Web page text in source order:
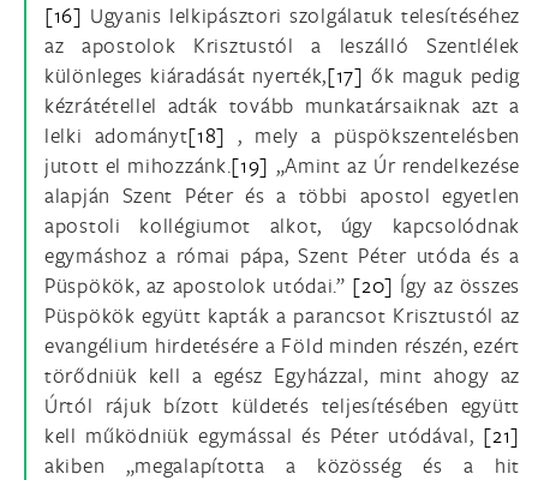
[16] Ugyanis lelkipásztori szolgálatuk telesítéséhez
az apostolok Krisztustól a leszálló Szentlélek
különleges kiáradását nyerték,[17] ők maguk pedig
kézrátétellel adták tovább munkatársaiknak azt a
lelki adományt[18] , mely a püspökszentelésben
jutott el mihozzánk.[19] „Amint az Úr rendelkezése
alapján Szent Péter és a többi apostol egyetlen
apostoli kollégiumot alkot, úgy kapcsolódnak
egymáshoz a római pápa, Szent Péter utóda és a
Püspökök, az apostolok utódai.” [20] Így az összes
Püspökök együtt kapták a parancsot Krisztustól az
evangélium hirdetésére a Föld minden részén, ezért
törődniük kell a egész Egyházzal, mint ahogy az
Úrtól rájuk bízott küldetés teljesítésében együtt
kell működniük egymással és Péter utódával, [21]
akiben „megalapította a közösség és a hit